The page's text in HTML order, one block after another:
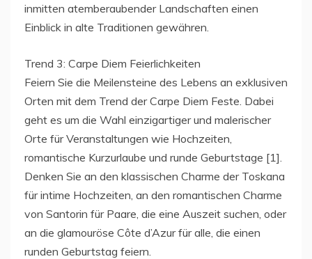
inmitten atemberaubender Landschaften einen
Einblick in alte Traditionen gewähren.
Trend 3: Carpe Diem Feierlichkeiten
Feiern Sie die Meilensteine des Lebens an exklusiven
Orten mit dem Trend der Carpe Diem Feste. Dabei
geht es um die Wahl einzigartiger und malerischer
Orte für Veranstaltungen wie Hochzeiten,
romantische Kurzurlaube und runde Geburtstage [1].
Denken Sie an den klassischen Charme der Toskana
für intime Hochzeiten, an den romantischen Charme
von Santorin für Paare, die eine Auszeit suchen, oder
an die glamouröse Côte d’Azur für alle, die einen
runden Geburtstag feiern.